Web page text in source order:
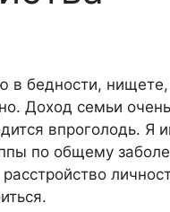
в бедности,
Доход семьи
впроголодь. Я
по общему